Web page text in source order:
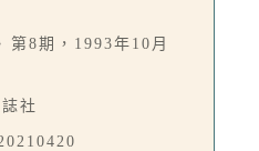
第8期，1993年10月
社